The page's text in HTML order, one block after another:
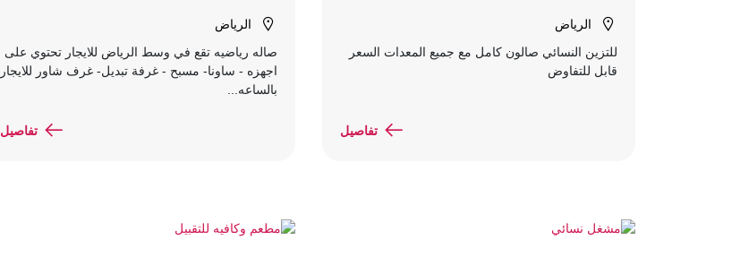
الرياض
للتزين النسائي صالون كامل مع جميع المعدات السعر
قابل للتفاوض
تفاصيل
الرياض
صاله رياضيه تقع في وسط الرياض للايجار تحتوي على
اجهزه - ساونا- مسبح - غرفة تبديل- غرف شاور للايجار
بالساعه...
تفاصيل